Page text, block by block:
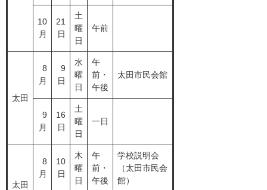
10
月
21
日
土
曜
日
午前
太田
8
月
9
日
水
曜
日
午
前・
午後
太田市民会館
9
月
16
日
土
曜
日
一日
太田
8
月
10
日
木
曜
日
午
前・
午後
学校説明会
（太田市民会
館）